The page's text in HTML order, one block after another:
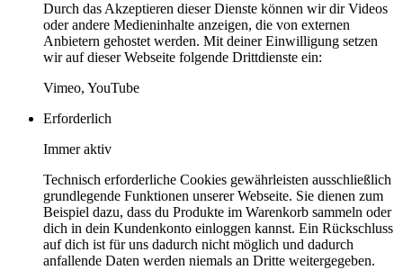
Durch das Akzeptieren dieser Dienste können wir dir Videos
oder andere Medieninhalte anzeigen, die von externen
Anbietern gehostet werden. Mit deiner Einwilligung setzen
wir auf dieser Webseite folgende Drittdienste ein:
Vimeo, YouTube
Erforderlich
Immer aktiv
Technisch erforderliche Cookies gewährleisten ausschließlich
grundlegende Funktionen unserer Webseite. Sie dienen zum
Beispiel dazu, dass du Produkte im Warenkorb sammeln oder
dich in dein Kundenkonto einloggen kannst. Ein Rückschluss
auf dich ist für uns dadurch nicht möglich und dadurch
anfallende Daten werden niemals an Dritte weitergegeben.